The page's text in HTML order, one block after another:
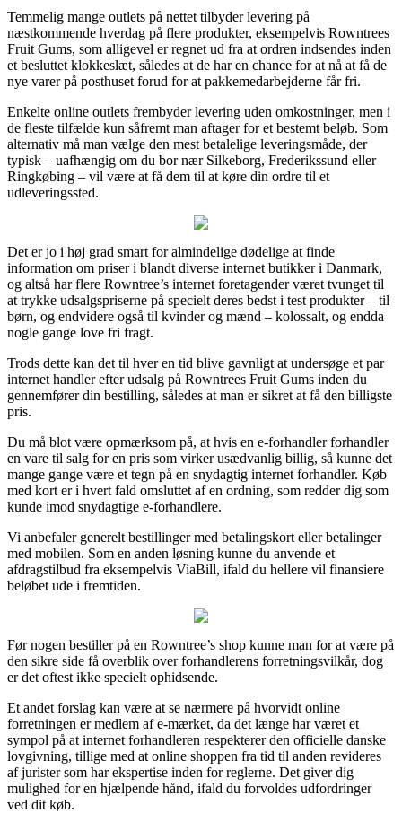
Temmelig mange outlets på nettet tilbyder levering på
næstkommende hverdag på flere produkter, eksempelvis Rowntrees
Fruit Gums, som alligevel er regnet ud fra at ordren indsendes inden
et besluttet klokkeslæt, således at de har en chance for at nå at få de
nye varer på posthuset forud for at pakkemedarbejderne får fri.
Enkelte online outlets frembyder levering uden omkostninger, men i
de fleste tilfælde kun såfremt man aftager for et bestemt beløb. Som
alternativ må man vælge den mest betalelige leveringsmåde, der
typisk – uafhængig om du bor nær Silkeborg, Frederikssund eller
Ringkøbing – vil være at få dem til at køre din ordre til et
udleveringssted.
Det er jo i høj grad smart for almindelige dødelige at finde
information om priser i blandt diverse internet butikker i Danmark,
og altså har flere Rowntree’s internet foretagender været tvunget til
at trykke udsalgspriserne på specielt deres bedst i test produkter – til
børn, og endvidere også til kvinder og mænd – kolossalt, og endda
nogle gange love fri fragt.
Trods dette kan det til hver en tid blive gavnligt at undersøge et par
internet handler efter udsalg på Rowntrees Fruit Gums inden du
gennemfører din bestilling, således at man er sikret at få den billigste
pris.
Du må blot være opmærksom på, at hvis en e-forhandler forhandler
en vare til salg for en pris som virker usædvanlig billig, så kunne det
mange gange være et tegn på en snydagtig internet forhandler. Køb
med kort er i hvert fald omsluttet af en ordning, som redder dig som
kunde imod snydagtige e-forhandlere.
Vi anbefaler generelt bestillinger med betalingskort eller betalinger
med mobilen. Som en anden løsning kunne du anvende et
afdragstilbud fra eksempelvis ViaBill, ifald du hellere vil finansiere
beløbet ude i fremtiden.
Før nogen bestiller på en Rowntree’s shop kunne man for at være på
den sikre side få overblik over forhandlerens forretningsvilkår, dog
er det oftest ikke specielt ophidsende.
Et andet forslag kan være at se nærmere på hvorvidt online
forretningen er medlem af e-mærket, da det længe har været et
sympol på at internet forhandleren respekterer den officielle danske
lovgivning, tillige med at online shoppen fra tid til anden revideres
af jurister som har ekspertise inden for reglerne. Det giver dig
mulighed for en hjælpende hånd, ifald du forvoldes udfordringer
ved dit køb.